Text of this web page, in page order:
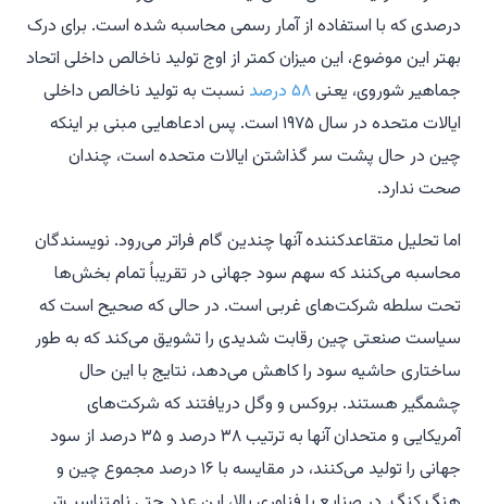
درصدی که با استفاده از آمار رسمی محاسبه شده است. برای درک
بهتر این موضوع، این میزان کمتر از اوج تولید ناخالص داخلی اتحاد
جماهیر شوروی، یعنی۵۸ درصد
نسبت به تولید ناخالص داخلی
ایالات متحده در سال ۱۹۷۵ است. پس ادعاهایی مبنی بر اینکه
چین در حال پشت سر گذاشتن ایالات متحده است، چندان
صحت ندارد.
اما تحلیل متقاعدکننده آنها چندین گام فراتر می‌رود. نویسندگان
محاسبه می‌کنند که سهم سود جهانی در تقریباً تمام بخش‌ها
تحت سلطه شرکت‌های غربی است. در حالی که صحیح است که
سیاست صنعتی چین رقابت شدیدی را تشویق می‌کند که به طور
ساختاری حاشیه سود را کاهش می‌دهد، نتایج با این حال
چشمگیر هستند. بروکس و وگل دریافتند که شرکت‌های
آمریکایی و متحدان آنها به ترتیب ۳۸ درصد و ۳۵ درصد از سود
جهانی را تولید می‌کنند، در مقایسه با ۱۶ درصد مجموع چین و